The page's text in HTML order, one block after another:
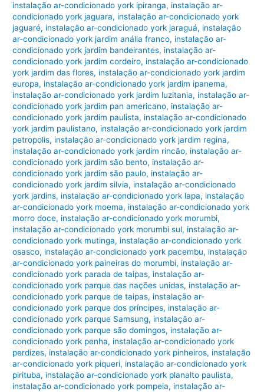
instalação ar-condicionado york ipiranga, instalação ar-
condicionado york jaguara, instalação ar-condicionado york
jaguaré, instalação ar-condicionado york jaraguá, instalação
ar-condicionado york jardim anália franco, instalação ar-
condicionado york jardim bandeirantes, instalação ar-
condicionado york jardim cordeiro, instalação ar-condicionado
york jardim das flores, instalação ar-condicionado york jardim
europa, instalação ar-condicionado york jardim ipanema,
instalação ar-condicionado york jardim luzitania, instalação ar-
condicionado york jardim pan americano, instalação ar-
condicionado york jardim paulista, instalação ar-condicionado
york jardim paulistano, instalação ar-condicionado york jardim
petropolis, instalação ar-condicionado york jardim regina,
instalação ar-condicionado york jardim rincão, instalação ar-
condicionado york jardim são bento, instalação ar-
condicionado york jardim são paulo, instalação ar-
condicionado york jardim silvia, instalação ar-condicionado
york jardins, instalação ar-condicionado york lapa, instalação
ar-condicionado york moema, instalação ar-condicionado york
morro doce, instalação ar-condicionado york morumbi,
instalação ar-condicionado york morumbi sul, instalação ar-
condicionado york mutinga, instalação ar-condicionado york
osasco, instalação ar-condicionado york pacembu, instalação
ar-condicionado york paineiras do morumbi, instalação ar-
condicionado york parada de taipas, instalação ar-
condicionado york parque das nações unidas, instalação ar-
condicionado york parque de taipas, instalação ar-
condicionado york parque dos príncipes, instalação ar-
condicionado york parque Samsung, instalação ar-
condicionado york parque são domingos, instalação ar-
condicionado york penha, instalação ar-condicionado york
perdizes, instalação ar-condicionado york pinheiros, instalação
ar-condicionado york piqueri, instalação ar-condicionado york
pirituba, instalação ar-condicionado york planalto paulista,
instalação ar-condicionado york pompeia, instalação ar-